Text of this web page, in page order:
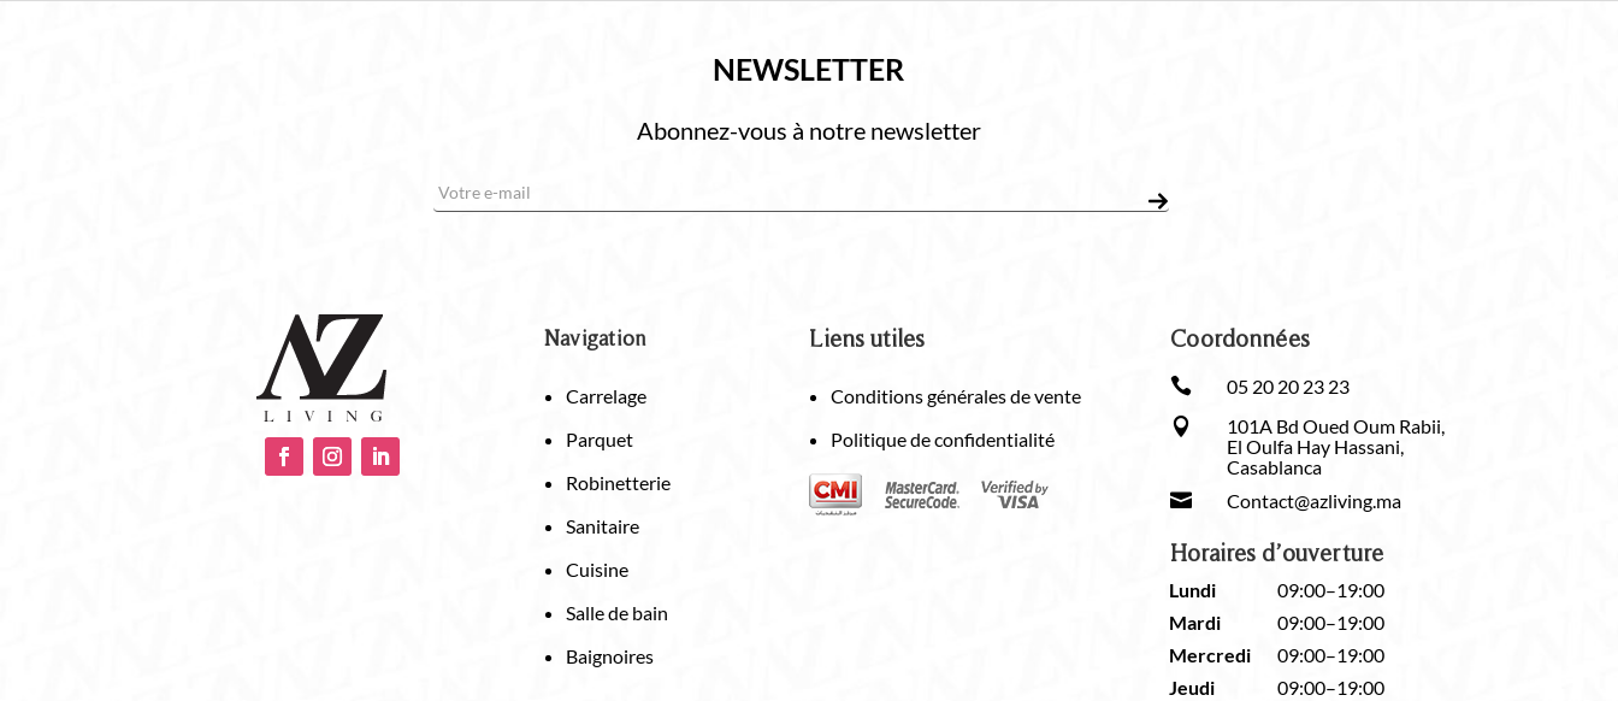
NEWSLETTER
Abonnez-vous à notre newsletter
Navigation
Carrelage
Parquet
Robinetterie
Sanitaire
Cuisine
Salle de bain
Baignoires
Liens utiles
Conditions générales de vente
Politique de confidentialité
Coordonnées
 05 20 20 23 23

101A Bd Oued Oum Rabii,
El Oulfa Hay Hassani,
Casablanca
 Contact@azliving.ma
Horaires d’ouverture
Lundi
09:00–19:00
Mardi
09:00–19:00
Mercredi
09:00–19:00
Jeudi
09:00–19:00